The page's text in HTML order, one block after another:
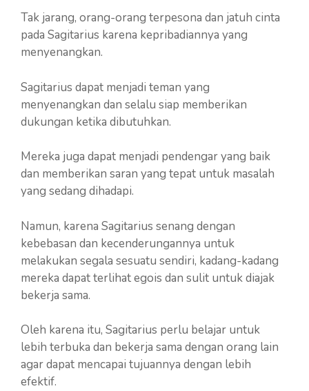
Tak jarang, orang-orang terpesona dan jatuh cinta
pada Sagitarius karena kepribadiannya yang
menyenangkan.
Sagitarius dapat menjadi teman yang
menyenangkan dan selalu siap memberikan
dukungan ketika dibutuhkan.
Mereka juga dapat menjadi pendengar yang baik
dan memberikan saran yang tepat untuk masalah
yang sedang dihadapi.
Namun, karena Sagitarius senang dengan
kebebasan dan kecenderungannya untuk
melakukan segala sesuatu sendiri, kadang-kadang
mereka dapat terlihat egois dan sulit untuk diajak
bekerja sama.
Oleh karena itu, Sagitarius perlu belajar untuk
lebih terbuka dan bekerja sama dengan orang lain
agar dapat mencapai tujuannya dengan lebih
efektif.